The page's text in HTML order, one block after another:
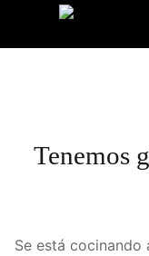
Tenemos
Se está cocinando